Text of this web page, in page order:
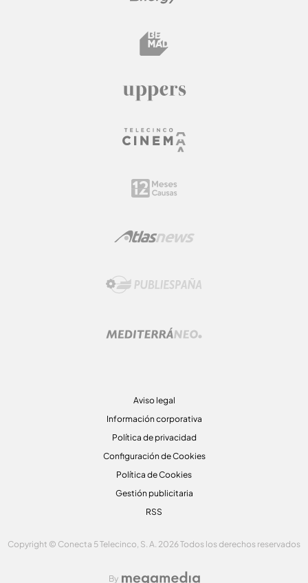
Aviso legal
Información corporativa
Política de privacidad
Configuración de Cookies
Política de Cookies
Gestión publicitaria
RSS
Copyright © Conecta 5 Telecinco, S. A. 2026 Todos los derechos reservados
By